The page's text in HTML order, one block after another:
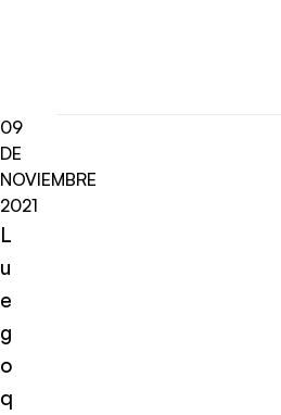
09
DE
NOVIEMBRE
2021
L
u
e
g
o
q